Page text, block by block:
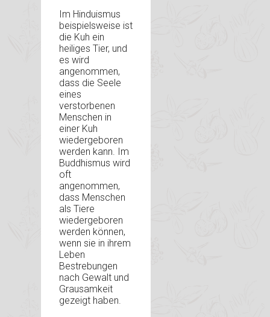
Im Hinduismus
beispielsweise ist
die Kuh ein
heiliges Tier, und
es wird
angenommen,
dass die Seele
eines
verstorbenen
Menschen in
einer Kuh
wiedergeboren
werden kann. Im
Buddhismus wird
oft
angenommen,
dass Menschen
als Tiere
wiedergeboren
werden können,
wenn sie in ihrem
Leben
Bestrebungen
nach Gewalt und
Grausamkeit
gezeigt haben.